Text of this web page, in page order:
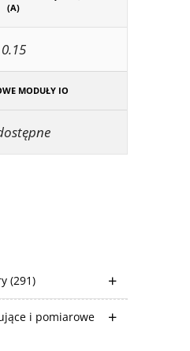
(291)
i pomiarowe
(A)
0.15
MODUŁY IO